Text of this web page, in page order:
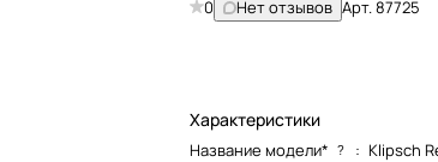
0 Нет отзывов Арт.87725
Характеристики
Название модели* ? : Klipsch